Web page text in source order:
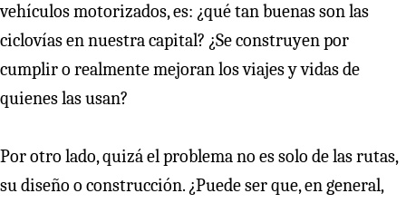
vehículos motorizados, es: ¿qué tan buenas son las
ciclovías en nuestra capital? ¿Se construyen por
cumplir o realmente mejoran los viajes y vidas de
quienes las usan?
Por otro lado, quizá el problema no es solo de las rutas,
su diseño o construcción. ¿Puede ser que, en general,